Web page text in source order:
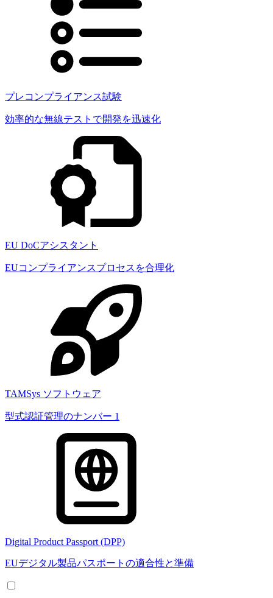
プレコンプライアンス試験
効率的な無線テストで開発を迅速化
EU DoCアシスタント
EUコンプライアンスプロセスを合理化
TAMSys ソフトウェア
型式認証管理のナンバー 1
Digital Product Passport (DPP)
EUデジタル製品パスポートの適合性と準備